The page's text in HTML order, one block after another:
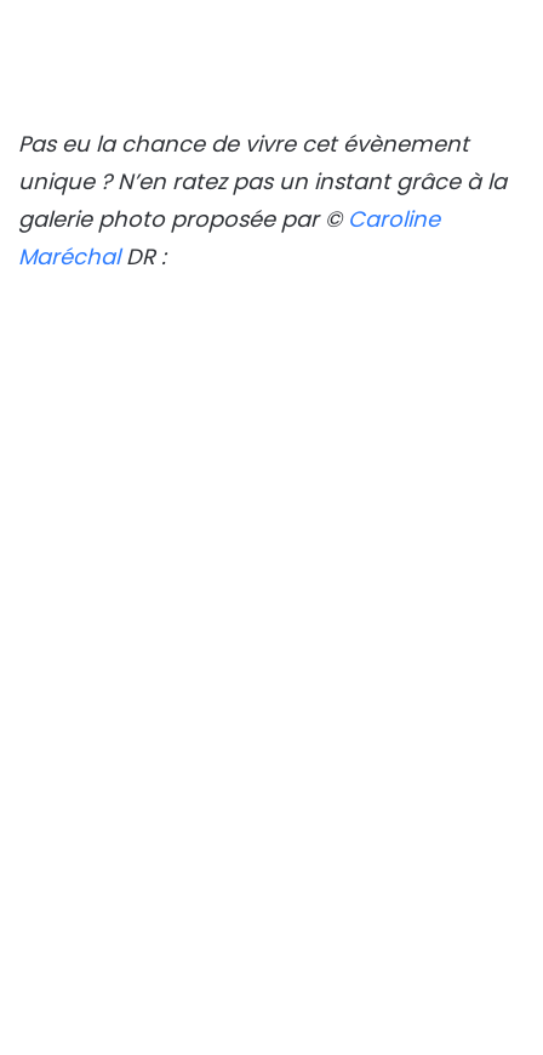
Pas eu la chance de vivre cet évènement
unique ? N’en ratez pas un instant grâce à la
galerie photo proposée par © Caroline
MaréchalDR :